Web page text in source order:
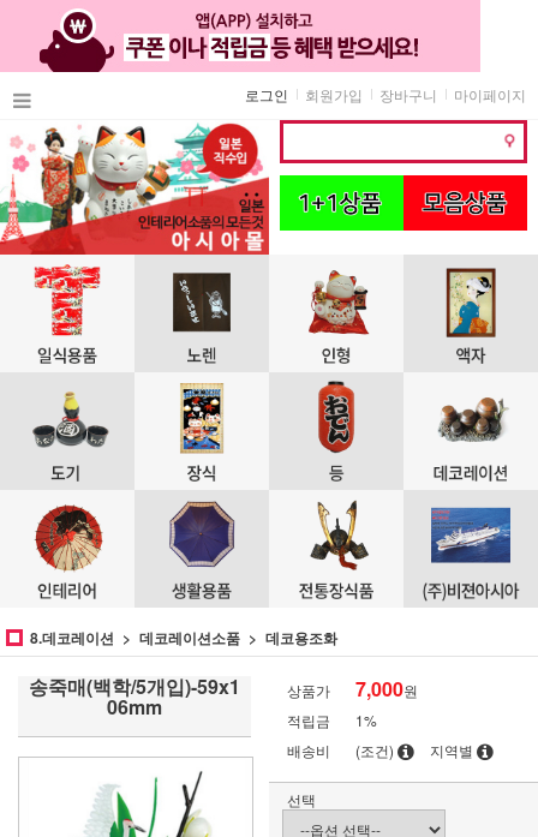
마이페이지
장바구니
회원가입
로그인
8.데코레이션 데코레이션소품 데코용조화
송죽매(백학/5개입)-59x1
06mm
상품가 7,000원
적립금
1%
배송비
(조건) 지역별
선택